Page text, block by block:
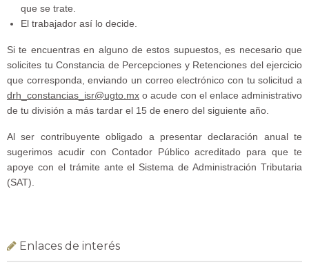
que se trate.
El trabajador así lo decide.
Si te encuentras en alguno de estos supuestos, es necesario que
solicites tu Constancia de Percepciones y Retenciones del ejercicio
que corresponda, enviando un correo electrónico con tu solicitud a
drh_constancias_isr@ugto.mx o acude con el enlace administrativo
de tu división a más tardar el 15 de enero del siguiente año.
Al ser contribuyente obligado a presentar declaración anual te
sugerimos acudir con Contador Público acreditado para que te
apoye con el trámite ante el Sistema de Administración Tributaria
(SAT).
Enlaces de interés